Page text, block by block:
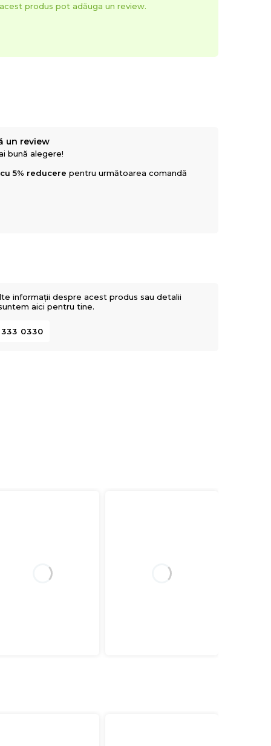
produs pot adăuga un review.
un review
bună alegere!
5% reducere pentru următoarea comandă
informații despre acest produs sau detalii
aici pentru tine.
333 0330